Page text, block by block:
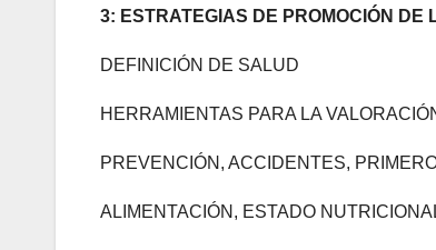
3: ESTRATEGIAS DE PROMOCIÓN
DEFINICIÓN DE SALUD
HERRAMIENTAS PARA LA
PREVENCIÓN, ACCIDENTES,
ALIMENTACIÓN, ESTADO